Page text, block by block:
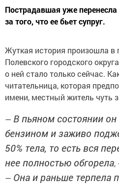
Пострадавшая уже
за того, что ее бьет супруг.
Жуткая история произошла в
Полевского городского
о ней стало только сейчас.
читательница, которая
имени, местный житель чуть
— В пьяном состоянии
бензином и заживо
50% тела, то есть вся
нее полностью обгорела,
— Она и раньше терпела